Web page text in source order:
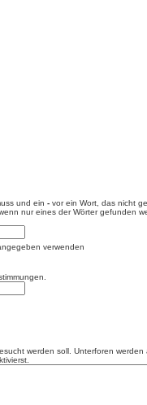
und ein - vor ein Wort, das nicht
nur eines der Wörter gefunden
verwenden
werden soll. Unterforen